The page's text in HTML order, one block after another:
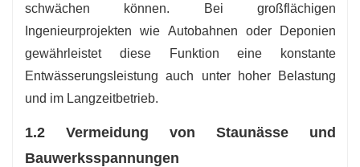
schwächen können. Bei großflächigen
Ingenieurprojekten wie Autobahnen oder Deponien
gewährleistet diese Funktion eine konstante
Entwässerungsleistung auch unter hoher Belastung
und im Langzeitbetrieb.
1.2 Vermeidung von Staunässe und
Bauwerksspannungen